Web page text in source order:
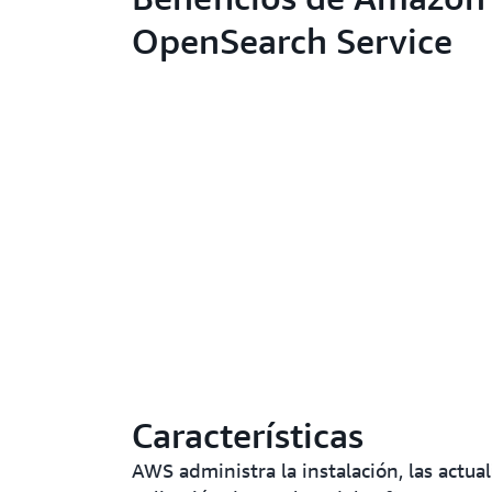
OpenSearch Service
Características
AWS administra la instalación, las